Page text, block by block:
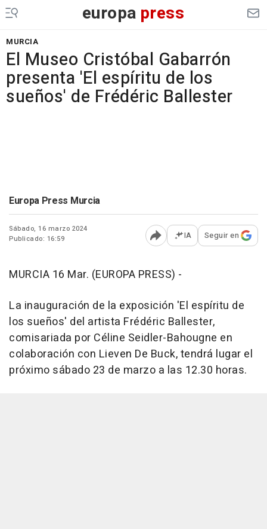
europa press
MURCIA
El Museo Cristóbal Gabarrón
presenta 'El espíritu de los
sueños' de Frédéric Ballester
Europa Press Murcia
Sábado, 16 marzo 2024
Publicado: 16:59
Abrir opciones para
IA Seguir en
MURCIA 16 Mar. (EUROPA PRESS) -
La inauguración de la exposición 'El espíritu de
los sueños' del artista Frédéric Ballester,
comisariada por Céline Seidler-Bahougne en
colaboración con Lieven De Buck, tendrá lugar el
próximo sábado 23 de marzo a las 12.30 horas.